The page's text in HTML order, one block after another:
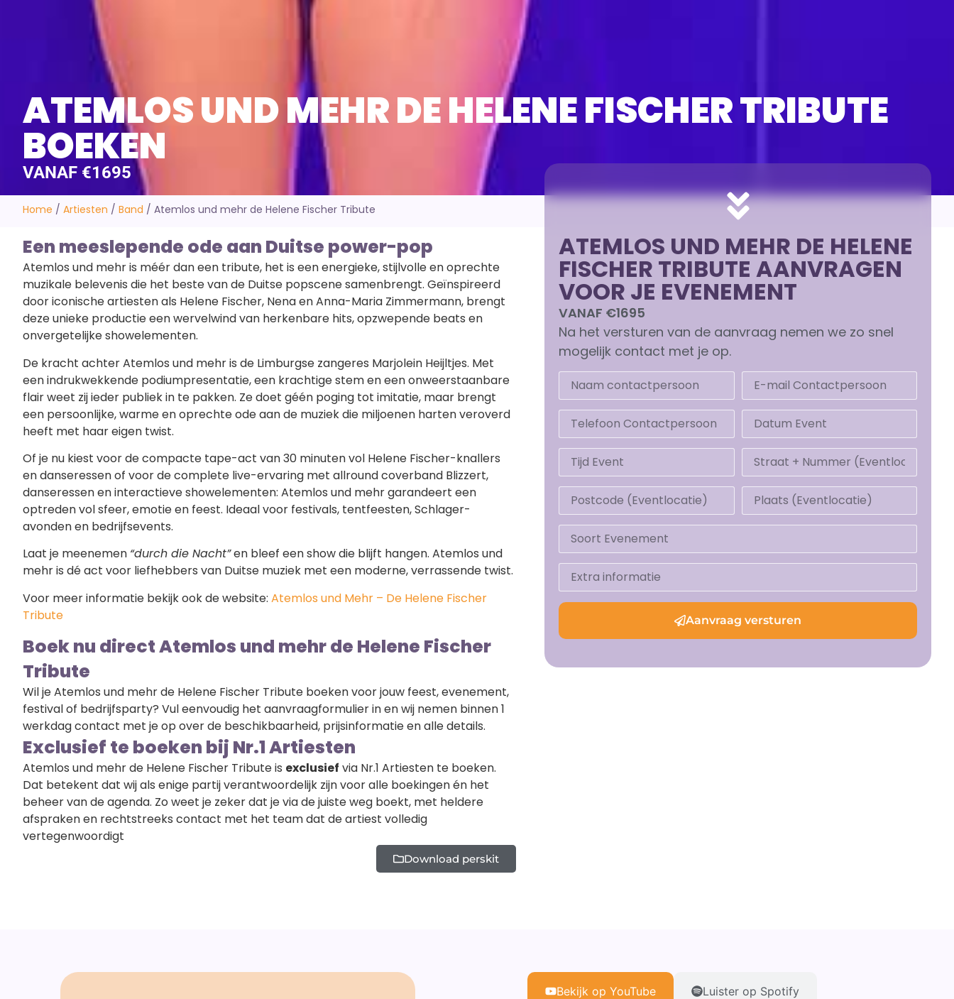
VANAF €1695
ATEMLOS UND MEHR DE HELENE FISCHER TRIBUTE
BOEKEN
Home / Artiesten / Band / Atemlos und mehr de Helene Fischer Tribute
Een meeslepende ode aan Duitse power-pop
Atemlos und mehr is méér dan een tribute, het is een energieke, stijlvolle en oprechte
muzikale belevenis die het beste van de Duitse popscene samenbrengt. Geïnspireerd
door iconische artiesten als Helene Fischer, Nena en Anna-Maria Zimmermann, brengt
deze unieke productie een wervelwind van herkenbare hits, opzwepende beats en
onvergetelijke showelementen.
De kracht achter Atemlos und mehr is de Limburgse zangeres Marjolein Heijltjes. Met
een indrukwekkende podiumpresentatie, een krachtige stem en een onweerstaanbare
flair weet zij ieder publiek in te pakken. Ze doet géén poging tot imitatie, maar brengt
een persoonlijke, warme en oprechte ode aan de muziek die miljoenen harten veroverd
heeft met haar eigen twist.
Of je nu kiest voor de compacte tape-act van 30 minuten vol Helene Fischer-knallers
en danseressen of voor de complete live-ervaring met allround coverband Blizzert,
danseressen en interactieve showelementen: Atemlos und mehr garandeert een
optreden vol sfeer, emotie en feest. Ideaal voor festivals, tentfeesten, Schlager-
avonden en bedrijfsevents.
Laat je meenemen “durch die Nacht”en bleef een show die blijft hangen. Atemlos und
mehr is dé act voor liefhebbers van Duitse muziek met een moderne, verrassende twist.
Voor meer informatie bekijk ook de website: Atemlos und Mehr – De Helene Fischer
Tribute
Boek nu direct Atemlos und mehr de Helene Fischer
Tribute
Wil je Atemlos und mehr de Helene Fischer Tribute boeken voor jouw feest, evenement,
festival of bedrijfsparty? Vul eenvoudig het aanvraagformulier in en wij nemen binnen 1
werkdag contact met je op over de beschikbaarheid, prijsinformatie en alle details.
Exclusief te boeken bij Nr.1 Artiesten
Atemlos und mehr de Helene Fischer Tribute is exclusief via Nr.1 Artiesten te boeken.
Dat betekent dat wij als enige partij verantwoordelijk zijn voor alle boekingen én het
beheer van de agenda. Zo weet je zeker dat je via de juiste weg boekt, met heldere
afspraken en rechtstreeks contact met het team dat de artiest volledig
vertegenwoordigt
Download perskit
ATEMLOS UND MEHR DE HELENE
FISCHER TRIBUTE AANVRAGEN
VOOR JE EVENEMENT
VANAF €1695
Na het versturen van de aanvraag nemen we zo snel
mogelijk contact met je op.
Aanvraag versturen
Bekijk op YouTube Luister op Spotify